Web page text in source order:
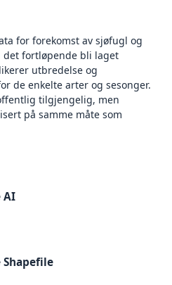
for forekomst av sjøfugl og
det fortløpende bli laget
utbredelse og
de enkelte arter og sesonger.
tilgjengelig, men
på samme måte som
AI